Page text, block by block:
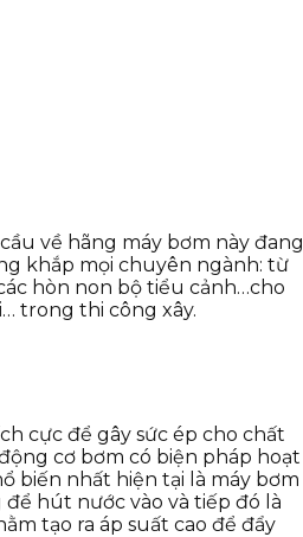
về hãng máy bơm này đang
khắp mọi chuyên ngành: từ
hòn non bộ tiểu cảnh…cho
trong thi công xây.
cực để gây sức ép cho chất
cơ bơm có biện pháp hoạt
biến nhất hiện tại là máy bơm
hút nước vào và tiếp đó là
tạo ra áp suất cao để đẩy